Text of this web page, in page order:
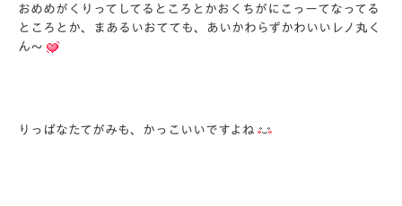
おめめがくりってしてるところとかおくちがにこっーてなってる
ところとか、まあるいおてても、あいかわらずかわいいレノ丸く
ん～
りっぱなたてがみも、かっこいいですよね